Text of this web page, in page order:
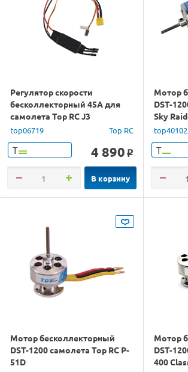
Регулятор скорости
бесколлекторный 45A для
самолета Top RC J3
top06719 Top RC
Т 4 890 o
В корзину
Мотор
DST-
Sky
Т
Мотор бесколлекторный
DST-1200 самолета Top RC P-
51D
Мотор
DST-
400